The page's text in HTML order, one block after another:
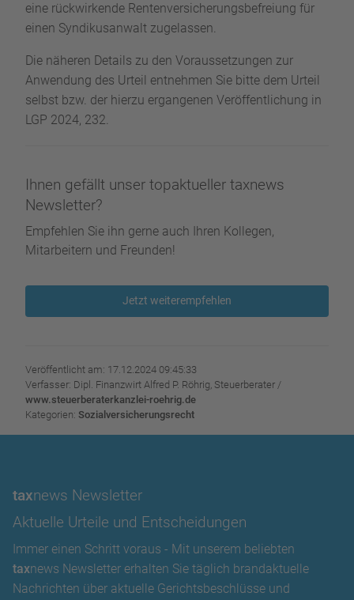
eine rückwirkende Rentenversicherungsbefreiung für
einen Syndikusanwalt zugelassen.
Die näheren Details zu den Voraussetzungen zur
Anwendung des Urteil entnehmen Sie bitte dem Urteil
selbst bzw. der hierzu ergangenen Veröffentlichung in
LGP 2024, 232.
Ihnen gefällt unser topaktueller taxnews
Newsletter?
Empfehlen Sie ihn gerne auch Ihren Kollegen,
Mitarbeitern und Freunden!
Jetzt weiterempfehlen
Veröffentlicht am: 17.12.2024 09:45:33
Verfasser: Dipl. Finanzwirt Alfred P. Röhrig, Steuerberater /
www.steuerberaterkanzlei-roehrig.de
Kategorien: Sozialversicherungsrecht
taxnews Newsletter
Aktuelle Urteile und Entscheidungen
Immer einen Schritt voraus - Mit unserem beliebten
taxnews Newsletter erhalten Sie täglich brandaktuelle
Nachrichten über aktuelle Gerichtsbeschlüsse und